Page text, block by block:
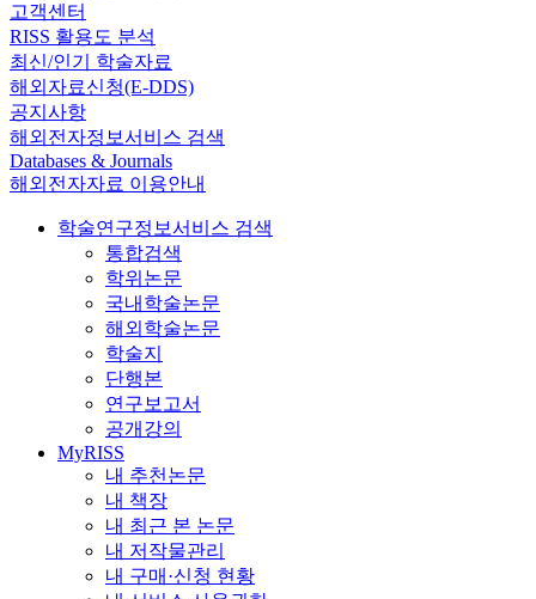
고객센터
RISS 활용도 분석
최신/인기 학술자료
해외자료신청(E-DDS)
공지사항
해외전자정보서비스 검색
Databases & Journals
해외전자자료 이용안내
학술연구정보서비스 검색
통합검색
학위논문
국내학술논문
해외학술논문
학술지
단행본
연구보고서
공개강의
MyRISS
내 추천논문
내 책장
내 최근 본 논문
내 저작물관리
내 구매·신청 현황